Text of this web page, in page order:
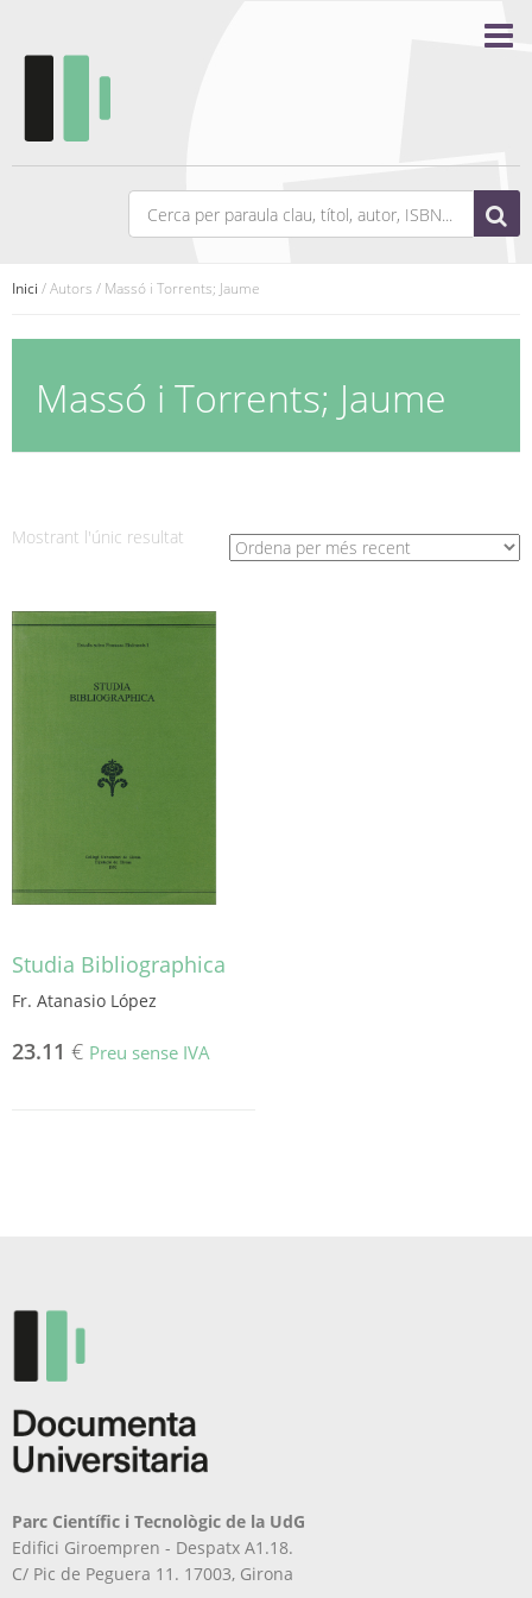
Inici / Autors / Massó i Torrents; Jaume
Massó i Torrents; Jaume
Mostrant l'únic resultat
Studia Bibliographica
Fr. Atanasio López
23.11 € Preu sense IVA
Parc Científic i Tecnològic de la UdG
Edifici Giroempren - Despatx A1.18.
C/ Pic de Peguera 11. 17003, Girona